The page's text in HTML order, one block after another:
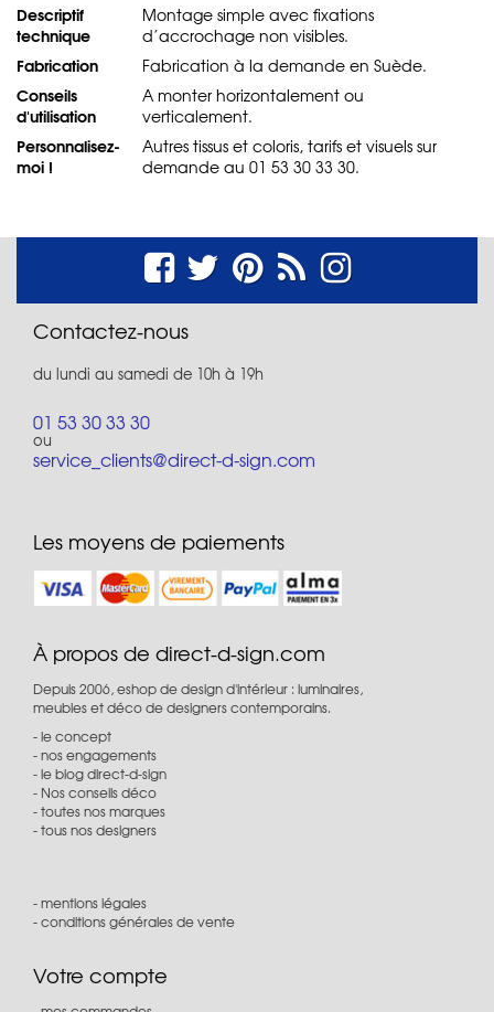
Descriptif
technique
Montage simple avec fixations
d’accrochage non visibles.
Fabrication Fabrication à la demande en Suède.
Conseils
d'utilisation
A monter horizontalement ou
verticalement.
Personnalisez-
moi !
Autres tissus et coloris, tarifs et visuels sur
demande au 01 53 30 33 30.
Contactez-nous
du lundi au samedi de 10h à 19h
01 53 30 33 30
ou
service_clients@direct-d-sign.com
Les moyens de paiements
À propos de direct-d-sign.com
Depuis 2006, eshop de design d'intérieur : luminaires,
meubles et déco de designers contemporains.
le concept
nos engagements
le blog direct-d-sign
Nos conseils déco
toutes nos marques
tous nos designers
mentions légales
conditions générales de vente
Votre compte